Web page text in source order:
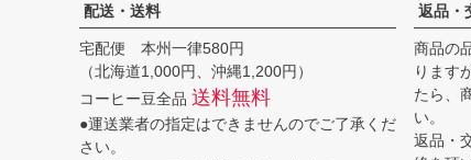
配送・送料
宅配便 本州一律580円
（北海道1,000円、沖縄1,200円）
コーヒー豆全品 送料無料
●運送業者の指定はできませんのでご了承くだ
さい。
返品・
商品の
ります
たら、
い。
返品・